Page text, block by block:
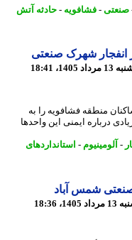
-فشافویه-حادثه آتش
شهرک صنعتی
منطقه فشافویه را به
ایمنی این واحدها
-استانداردهای
شمس آباد